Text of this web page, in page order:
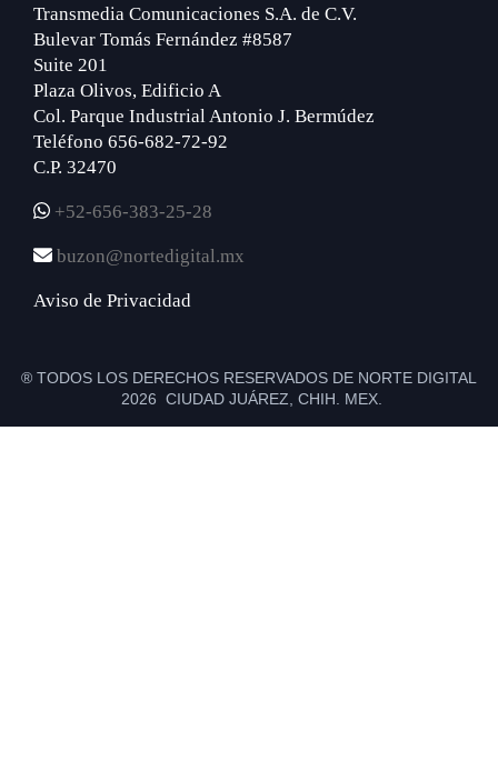
Transmedia Comunicaciones S.A. de C.V.
Bulevar Tomás Fernández #8587
Suite 201
Plaza Olivos, Edificio A
Col. Parque Industrial Antonio J. Bermúdez
Teléfono 656-682-72-92
C.P. 32470
+52-656-383-25-28
buzon@nortedigital.mx
Aviso de Privacidad
® TODOS LOS DERECHOS RESERVADOS DE NORTE DIGITAL
2026 CIUDAD JUÁREZ, CHIH. MEX.